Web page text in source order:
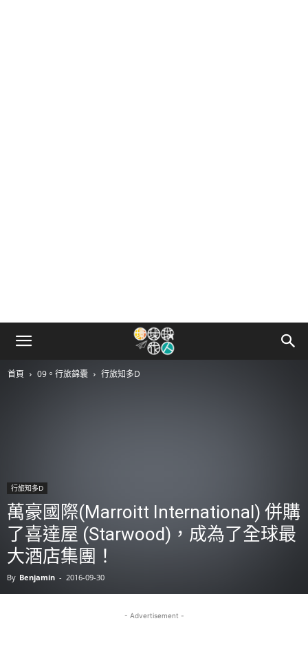
首頁 09。行旅錦囊 行旅知多D
行旅知多D
萬豪國際(Marroitt International) 併購
了喜達屋 (Starwood)，成為了全球最
大酒店集團！
By Benjamin - 2016-09-30
- Advertisement -